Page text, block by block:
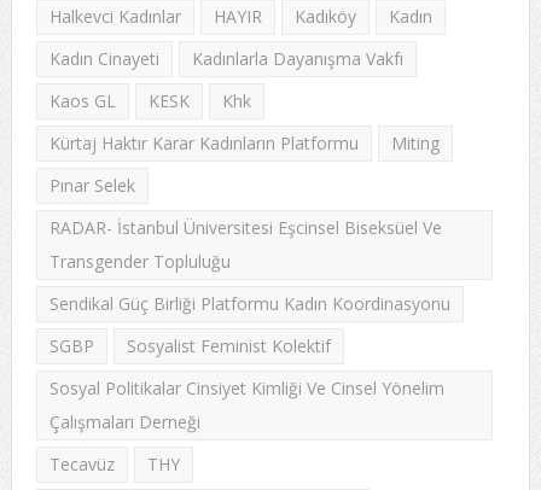
Halkevci Kadınlar
HAYIR Kadıköy
Kadın
Kadın Cinayeti
Kadınlarla Dayanışma Vakfı
Kaos GL
KESK
Khk
Kürtaj Haktır Karar Kadınların Platformu
Miting
Pınar Selek
RADAR- İstanbul Üniversitesi Eşcinsel Biseksüel Ve
Transgender Topluluğu
Sendikal Güç Birliği Platformu Kadın Koordinasyonu
SGBP
Sosyalist Feminist Kolektif
Sosyal Politikalar Cinsiyet Kimliği Ve Cinsel Yönelim
Çalışmaları Derneği
Tecavüz
THY